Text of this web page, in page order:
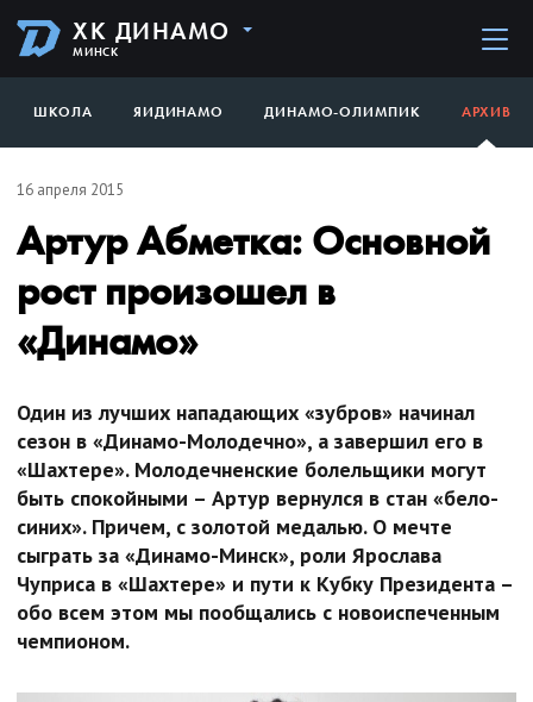
ХК ДИНАМО
МИНСК
ШКОЛА ЯИДИНАМО ДИНАМО-ОЛИМПИК АРХИВ
16 апреля 2015
Артур Абметка: Основной
рост произошел в
«Динамо»
Один из лучших нападающих «зубров» начинал
сезон в «Динамо-Молодечно», а завершил его в
«Шахтере». Молодечненские болельщики могут
быть спокойными – Артур вернулся в стан «бело-
синих». Причем, с золотой медалью. О мечте
сыграть за «Динамо-Минск», роли Ярослава
Чуприса в «Шахтере» и пути к Кубку Президента –
обо всем этом мы пообщались с новоиспеченным
чемпионом.